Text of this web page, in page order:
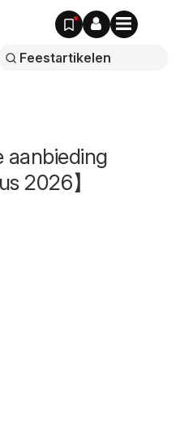
aanbieding
2026】